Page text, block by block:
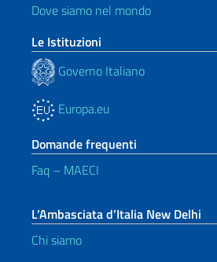
Dove siamo nel mondo
Le Istituzioni
Governo Italiano
Europa.eu
Domande frequenti
Faq – MAECI
L’Ambasciata d’Italia New Delhi
Chi siamo